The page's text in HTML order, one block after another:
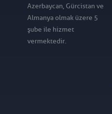
Azerbaycan, Gürcistan ve
Almanya olmak üzere 5
şube ile hizmet
vermektedir.